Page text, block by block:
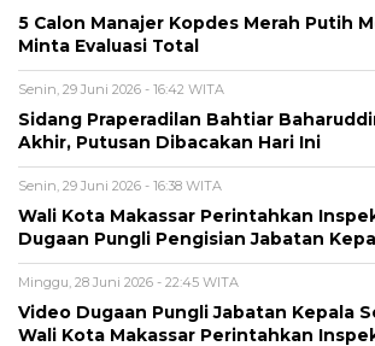
5 Calon Manajer Kopdes Merah Putih
Minta Evaluasi Total
Senin, 29 Juni 2026 - 16:42 WITA
Sidang Praperadilan Bahtiar
Akhir, Putusan Dibacakan Hari Ini
Senin, 29 Juni 2026 - 16:38 WITA
Wali Kota Makassar Perintahkan
Dugaan Pungli Pengisian Jabatan
Minggu, 28 Juni 2026 - 22:45 WITA
Video Dugaan Pungli Jabatan Kepala
Wali Kota Makassar Perintahkan